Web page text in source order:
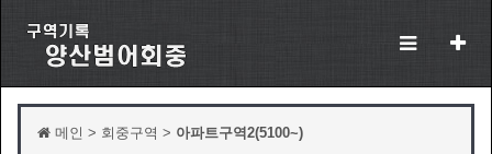
메인 > 회중구역 > 아파트구역2(5100~)